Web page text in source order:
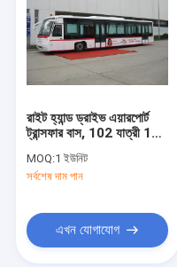
রাইট হ্যান্ড ড্রাইভ এয়ারপোর্ট
ট্রান্সফার বাস, 102 যাত্রী 14
MOQ:1 ইউনিট
সর্বশেষ দাম পান
এখন যোগাযোগ